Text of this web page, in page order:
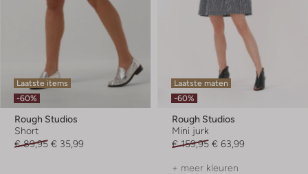
Laatste items
-60%
Rough Studios
Short
€ 89,95 € 35,99
Laatste maten
-60%
Rough Studios
Mini jurk
€ 159,95 € 63,99
+ meer kleuren